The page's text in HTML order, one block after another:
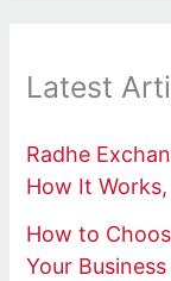
Latest
Radhe
How It
How to
Your